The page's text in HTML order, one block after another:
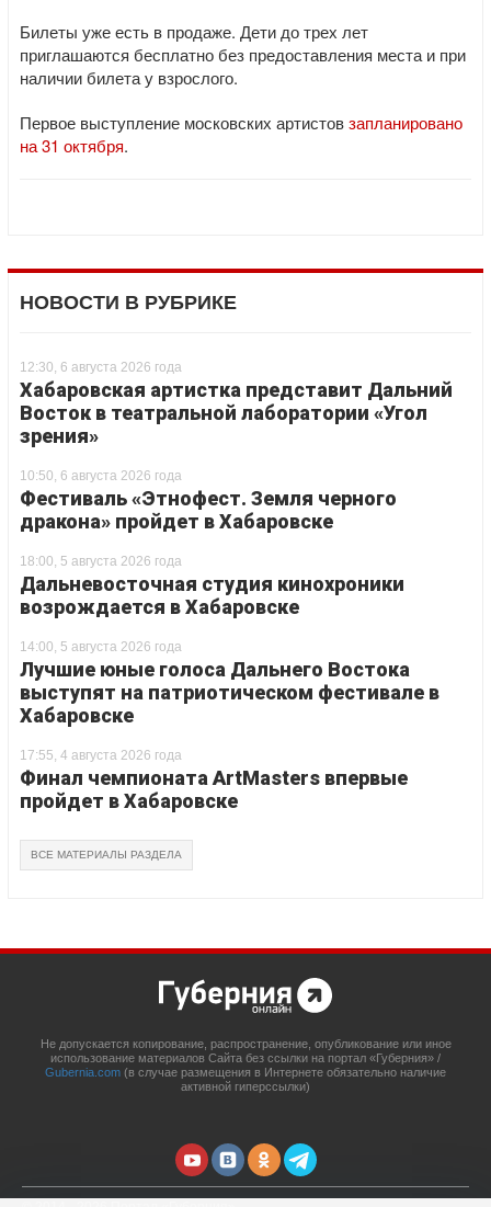
Билеты уже есть в продаже. Дети до трех лет
приглашаются бесплатно без предоставления места и при
наличии билета у взрослого.
Первое выступление московских артистовзапланировано
на 31 октября.
НОВОСТИ В РУБРИКЕ
12:30, 6 августа 2026 года
Хабаровская артистка представит Дальний
Восток в театральной лаборатории «Угол
зрения»
10:50, 6 августа 2026 года
Фестиваль «Этнофест. Земля черного
дракона» пройдет в Хабаровске
18:00, 5 августа 2026 года
Дальневосточная студия кинохроники
возрождается в Хабаровске
14:00, 5 августа 2026 года
Лучшие юные голоса Дальнего Востока
выступят на патриотическом фестивале в
Хабаровске
17:55, 4 августа 2026 года
Финал чемпионата ArtMasters впервые
пройдет в Хабаровске
ВСЕ МАТЕРИАЛЫ РАЗДЕЛА
Не допускается копирование, распространение, опубликование или иное
использование материалов Сайта без ссылки на портал «Губерния» /
Gubernia.com (в случае размещения в Интернете обязательно наличие
активной гиперссылки)